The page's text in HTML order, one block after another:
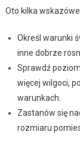
Oto kilka
Określ warunki
inne dobrze
Sprawdź
więcej wilgoci,
warunkach.
Zastanów się
rozmiaru